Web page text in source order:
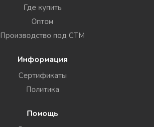
Где купить
Оптом
Производство под СТМ
Информация
Сертификаты
Политика
Помощь